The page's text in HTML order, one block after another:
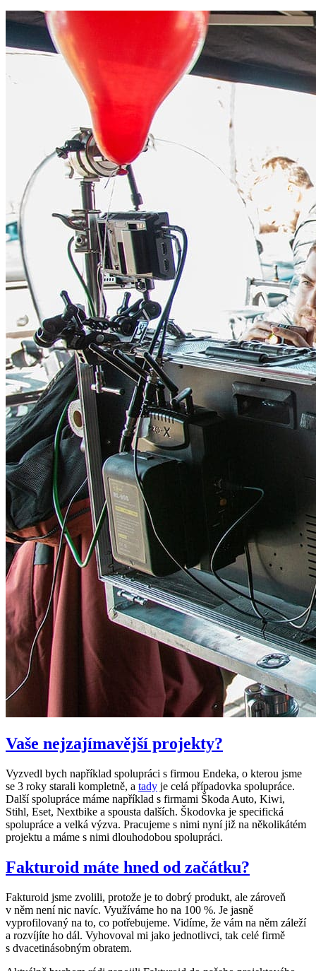
Vaše nejzajímavější projekty?
Vyzvedl bych například spolupráci s firmou Endeka, o kterou jsme
se 3 roky starali kompletně, a tady je celá případovka spolupráce.
Další spolupráce máme například s firmami Škoda Auto, Kiwi,
Stihl, Eset, Nextbike a spousta dalších. Škodovka je specifická
spolupráce a velká výzva. Pracujeme s nimi nyní již na několikátém
projektu a máme s nimi dlouhodobou spolupráci.
Fakturoid máte hned od začátku?
Fakturoid jsme zvolili, protože je to dobrý produkt, ale zároveň
v něm není nic navíc. Využíváme ho na 100 %. Je jasně
vyprofilovaný na to, co potřebujeme. Vidíme, že vám na něm záleží
a rozvíjíte ho dál. Vyhovoval mi jako jednotlivci, tak celé firmě
s dvacetinásobným obratem.